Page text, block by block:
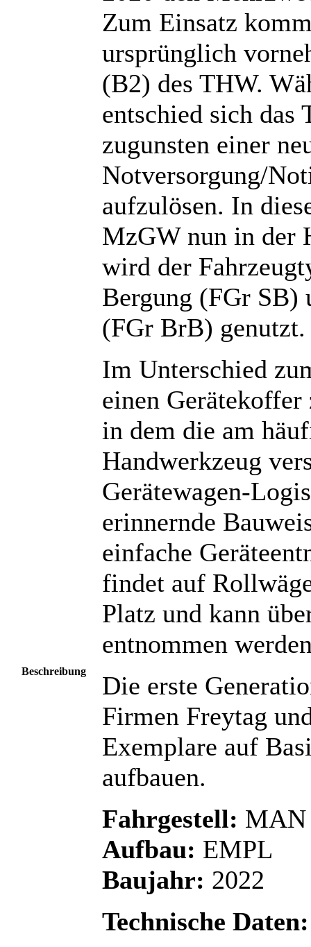
Beschreibung
Zum Einsatz
ursprünglich
(B2) des THW.
entschied sich das
zugunsten einer
Notversorgung/
aufzulösen. In
MzGW nun in der
wird der
Bergung (FGr SB)
(FGr BrB) genutzt.
Im Unterschied
einen
in dem die am
Handwerkzeug
Gerätewagen-
erinnernde
einfache
findet auf
Platz und kann
entnommen
Die erste
Firmen Freytag
Exemplare auf
aufbauen.
Fahrgestell: MAN
Aufbau: EMPL
Baujahr: 2022
Technische Daten: